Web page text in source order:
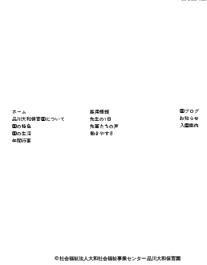
© 社会福祉法人大和社会福祉事業センター 品川大和保育園
​園ブログ
お知らせ
入園案内
採用情報
先生の1日
先輩たちの声
働きやすさ
ホーム
​品川大和保育園について
園の特色
園の生活
年間行事